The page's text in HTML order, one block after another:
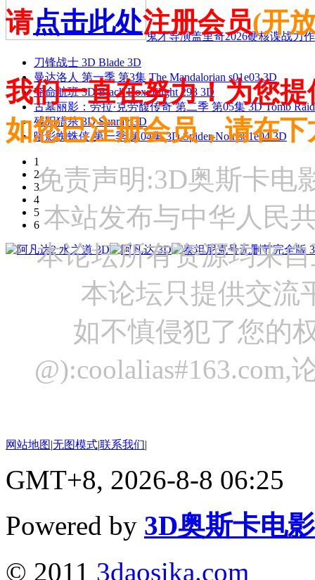
鬼才导演盖里奇2026硬核谍战力
刀锋战士 3D Blade 3D
曼达洛人 第一季 第3集 The Mandalorian s01e03 3D
夺命航班 3D Black Box: Flight 298 3D
古墓丽影：劳拉·克劳馥传奇 第二季 第05集 3D Tomb
残阳猎杀 3D Sunray 3D
暗影蜘蛛侠 第一季 第04集 3D Spider-Noir s01e04 3D
1
2
3
4
5
6
请点击此处注册会员(开
我们一直在努力！为您
如您已注册会员，请在
免责声明:3D奥斯卡电
本站发布与中华人民
本论坛所有资源均来
本论坛只提供交流
如不慎侵犯了您的
网站地图|无图模式|联系我们|
GMT+8, 2026-8-8 06:25
Powered by 3D奥斯卡电
© 2011 3daosika.com